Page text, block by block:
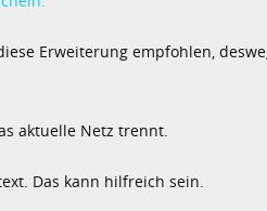
Erweiterung empfohlen,
aktuelle Netz trennt.
Das kann hilfreich sein.